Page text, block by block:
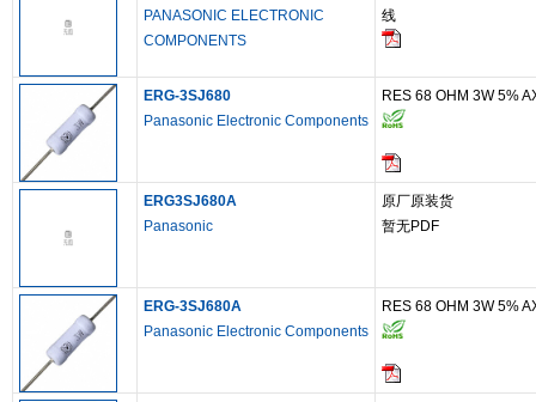
PANASONIC ELECTRONIC
COMPONENTS
线
ERG-3SJ680
Panasonic Electronic Components
RES 68 OHM 3W 5%
ERG3SJ680A
Panasonic
原厂原装货
暂无PDF
ERG-3SJ680A
Panasonic Electronic Components
RES 68 OHM 3W 5%